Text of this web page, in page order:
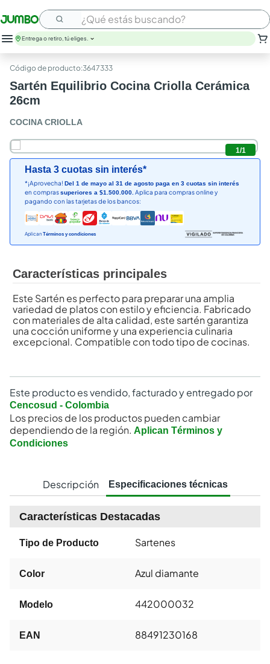
¿Qué estás buscando?
Entrega o retiro, tú eliges.
:3647333
Sartén Equilibrio Cocina Criolla Cerámica
26cm
COCINA CRIOLLA
1/1
Hasta 3 cuotas sin interés*
*¡Aprovecha! Del 1 de mayo al 31 de agosto paga en 3 cuotas sin interés
en comprassuperiores a $1.500.000. Aplica para compras online y
pagando con las tarjetas de los bancos:
Aplican Términos y condiciones
Características principales
Este Sartén es perfecto para preparar una amplia
variedad de platos con estilo y eficiencia. Fabricado
con materiales de alta calidad, este sartén garantiza
una cocción uniforme y una experiencia culinaria
excepcional. Compatible con todo tipo de cocinas.
Este producto es vendido, facturado y entregado por
Cencosud - Colombia
Los precios de los productos pueden cambiar
dependiendo de la región. Aplican Términos y
Condiciones
Descripción Especificaciones técnicas
Características Destacadas
Tipo de Producto Sartenes
Color Azul diamante
Modelo 442000032
EAN 88491230168